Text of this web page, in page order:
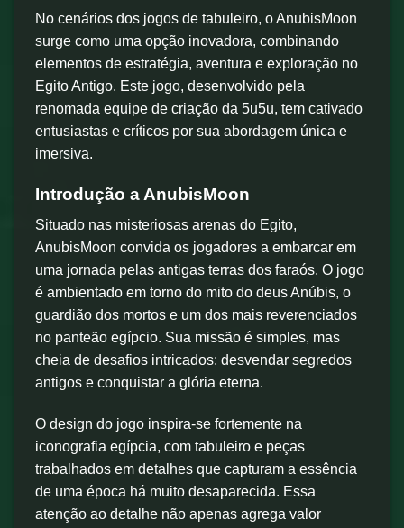
No cenários dos jogos de tabuleiro, o AnubisMoon
surge como uma opção inovadora, combinando
elementos de estratégia, aventura e exploração no
Egito Antigo. Este jogo, desenvolvido pela
renomada equipe de criação da 5u5u, tem cativado
entusiastas e críticos por sua abordagem única e
imersiva.
Introdução a AnubisMoon
Situado nas misteriosas arenas do Egito,
AnubisMoon convida os jogadores a embarcar em
uma jornada pelas antigas terras dos faraós. O jogo
é ambientado em torno do mito do deus Anúbis, o
guardião dos mortos e um dos mais reverenciados
no panteão egípcio. Sua missão é simples, mas
cheia de desafios intricados: desvendar segredos
antigos e conquistar a glória eterna.
O design do jogo inspira-se fortemente na
iconografia egípcia, com tabuleiro e peças
trabalhados em detalhes que capturam a essência
de uma época há muito desaparecida. Essa
atenção ao detalhe não apenas agrega valor